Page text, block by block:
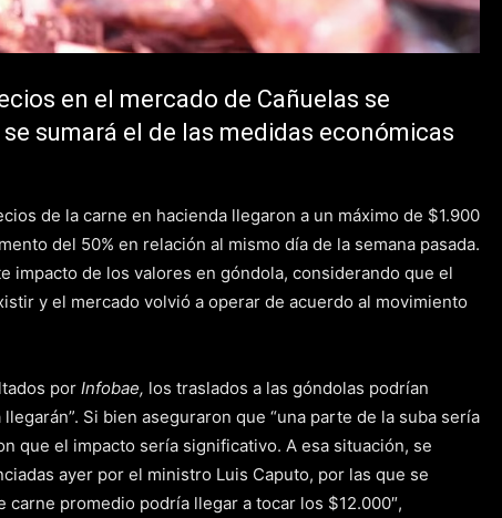
en el mercado de Cañuelas se
sumará el de las medidas económicas
de la carne en hacienda llegaron a un máximo de $1.900
del 50% en relación al mismo día de la semana pasada.
impacto de los valores en góndola, considerando que el
y el mercado volvió a operar de acuerdo al movimiento
por Infobae, los traslados a las góndolas podrían
Si bien aseguraron que “una parte de la suba sería
que el impacto sería significativo. A esa situación, se
ayer por el ministro Luis Caputo, por las que se
carne promedio podría llegar a tocar los $12.000″,